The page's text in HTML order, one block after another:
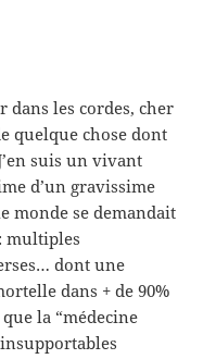
dans les cordes, cher
quelque chose dont
suis un vivant
d’un gravissime
monde se demandait
multiples
dont une
dans + de 90%
la “médecine